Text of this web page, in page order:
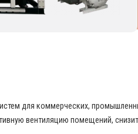
для коммерческих,
вентиляцию помещений,